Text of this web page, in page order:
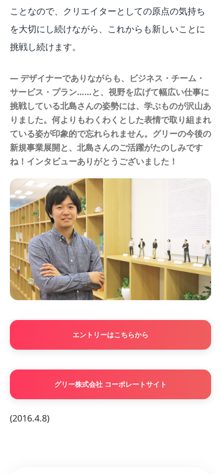
ことなので、クリエイターとしての原点の気持ち
を大切にし続けながら、これからも新しいことに
挑戦し続けます。
― デザイナーでありながらも、ビジネス・チーム・
サービス・プラン……と、視野を広げて幅広い仕事に
挑戦している北島さんの姿勢には、学ぶものが沢山あ
りました。何よりもわくわくとした表情で取り組まれ
ている姿が印象的で忘れられません。グリーの今後の
新規事業展開と、北島さんのご活躍がたのしみです
ね！インタビューありがとうございました！
エントリーはこちらから
グリー株式会社 コーポレートサイト
(2016.4.8)